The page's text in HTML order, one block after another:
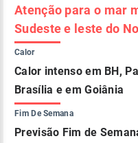
Atenção para o mar
Sudeste e leste do
Calor
Calor intenso em BH,
Brasília e em Goiânia
Fim De Semana
Previsão Fim de